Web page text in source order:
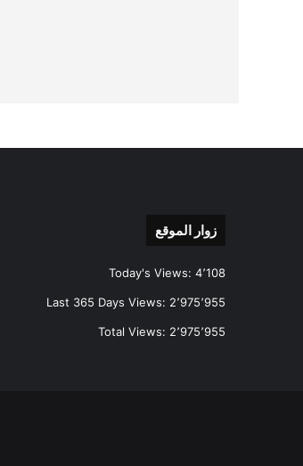
زوار الموقع
Today's Views: 4٬108
Last 365 Days Views: 2٬975٬955
Total Views: 2٬975٬955